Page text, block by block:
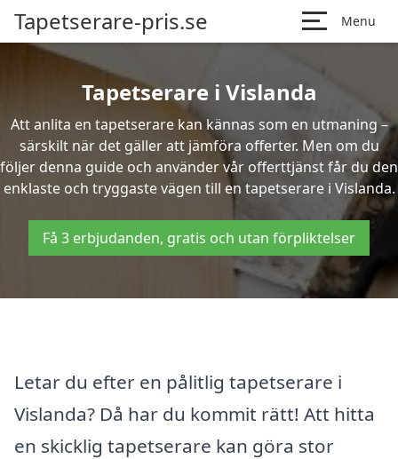
Tapetserare-pris.se Menu
Tapetserare i Vislanda
Att anlita en tapetserare kan kännas som en utmaning –
särskilt när det gäller att jämföra offerter. Men om du
följer denna guide och använder vår offerttjänst får du den
enklaste och tryggaste vägen till en tapetserare i Vislanda.
Få 3 erbjudanden, gratis och utan förpliktelser
Letar du efter en pålitlig tapetserare i
Vislanda? Då har du kommit rätt! Att hitta
en skicklig tapetserare kan göra stor